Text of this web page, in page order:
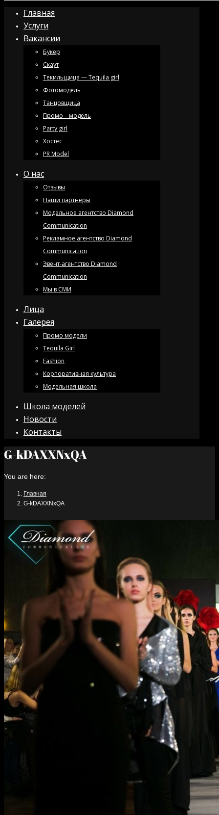
Главная
Услуги
Вакансии
Букер
Скаут
Текильщица — Tequila girl
Фотомодель
Танцовщица
Промо – модель
Party girl
Хостес
PR Model
О нас
Отзывы
Наши партнеры
Модельное агентство Diamond
Communication
Рекламное агентство Diamond
Communication
Эвент-агентство Diamond
Communication
Мы в СМИ
Лица
Галерея
Промо модели
Tequila Girl
Fashion
Корпоративная культура
Модельная школа
Школа моделей
Новости
Контакты
G-kDAXXNxQA
You are here:
Главная
G-kDAXXNxQA